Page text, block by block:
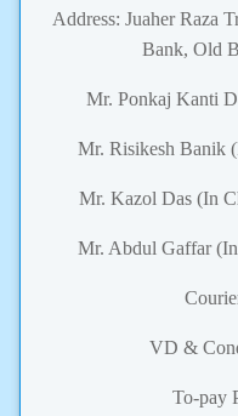
Address: Juaher Raza
Bank, Old
Mr. Ponkaj Kanti
Mr. Risikesh Banik
Mr. Kazol Das (In
Mr. Abdul Gaffar
VD &
To-pay